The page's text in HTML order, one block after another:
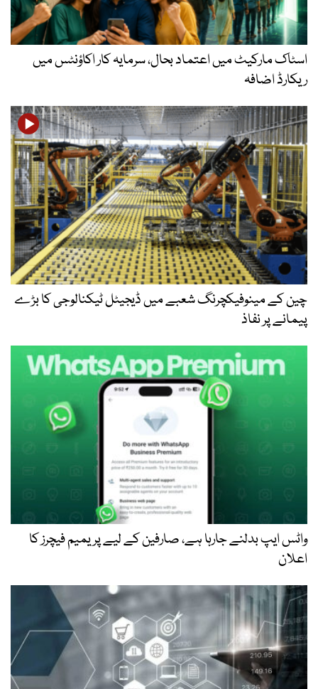
اسٹاک مارکیٹ میں اعتماد بحال، سرمایہ کار اکاؤنٹس میں
ریکارڈ اضافہ
چین کے مینوفیکچرنگ شعبے میں ڈیجیٹل ٹیکنالوجی کا بڑے
پیمانے پر نفاذ
واٹس ایپ بدلنے جارہا ہے، صارفین کے لیے پریمیم فیچرز کا
اعلان